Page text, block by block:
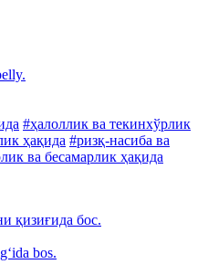
#ҳалоллик ва текинхўрлик
ҳақида #ризқ-насиба ва
ва бесамарлик ҳақида
қизиғида бос.
bos.